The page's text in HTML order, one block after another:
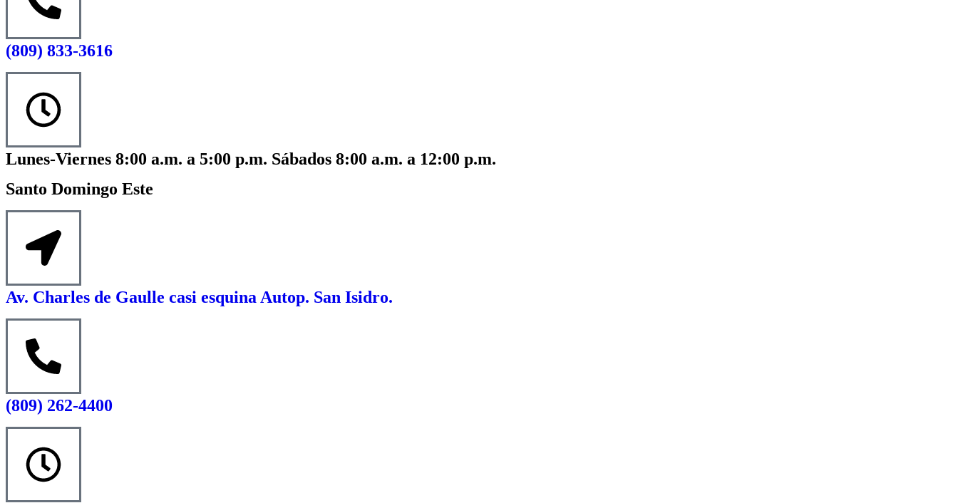
(809) 833-3616
Lunes-Viernes 8:00 a.m. a 5:00 p.m. Sábados 8:00 a.m. a 12:00 p.m.
Santo Domingo Este
Av. Charles de Gaulle casi esquina Autop. San Isidro.
(809) 262-4400